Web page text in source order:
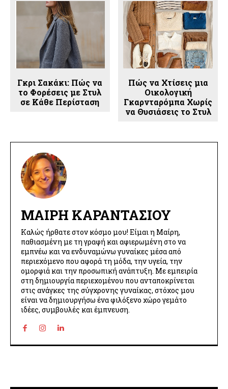
Γκρι Σακάκι: Πώς να
το Φορέσεις με Στυλ
σε Κάθε Περίσταση
Πώς να Χτίσεις μια
Οικολογική
Γκαρνταρόμπα Χωρίς
να Θυσιάσεις το Στυλ
ΜΑΊΡΗ ΚΑΡΑΝΤΆΣΙΟΥ
Καλώς ήρθατε στον κόσμο μου! Είμαι η Μαίρη,
παθιασμένη με τη γραφή και αφιερωμένη στο να
εμπνέω και να ενδυναμώνω γυναίκες μέσα από
περιεχόμενο που αφορά τη μόδα, την υγεία, την
ομορφιά και την προσωπική ανάπτυξη. Με εμπειρία
στη δημιουργία περιεχομένου που ανταποκρίνεται
στις ανάγκες της σύγχρονης γυναίκας, στόχος μου
είναι να δημιουργήσω ένα φιλόξενο χώρο γεμάτο
ιδέες, συμβουλές και έμπνευση.